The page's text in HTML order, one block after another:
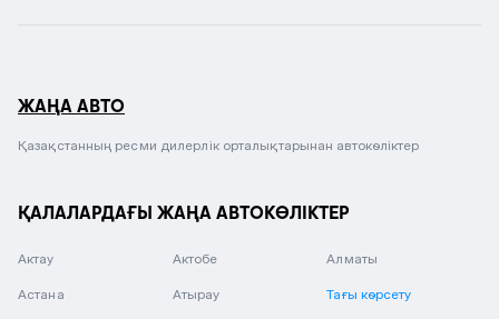
ЖАҢА АВТО
Қазақстанның ресми дилерлік орталықтарынан автокөліктер
ҚАЛАЛАРДАҒЫ ЖАҢА АВТОКӨЛІКТЕР
Актау Актобе Алматы
Астана Атырау Тағы көрсету